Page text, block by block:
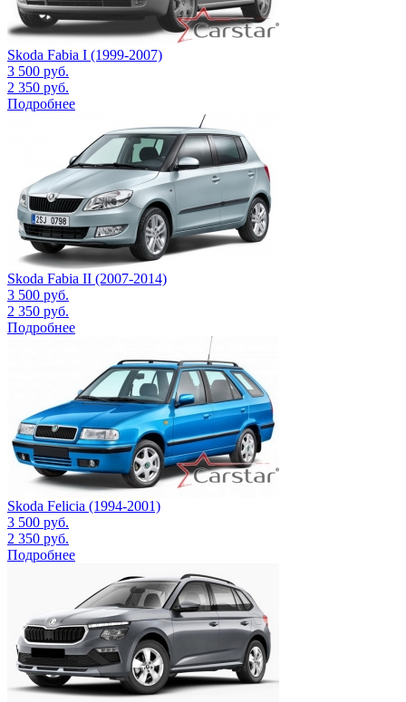
Skoda Fabia I (1999-2007)
3 500 руб.
2 350 руб.
Подробнее
Skoda Fabia II (2007-2014)
3 500 руб.
2 350 руб.
Подробнее
Skoda Felicia (1994-2001)
3 500 руб.
2 350 руб.
Подробнее